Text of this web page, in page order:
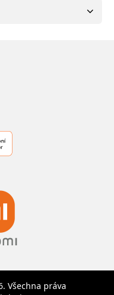
Všechna práva